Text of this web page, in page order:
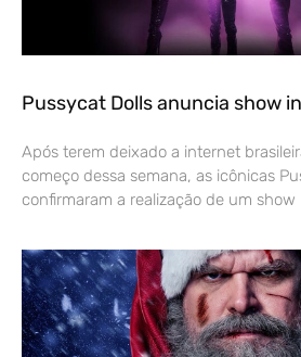
Pussycat Dolls anuncia show
Após terem deixado a internet
começo dessa semana, as icônicas
confirmaram a realização de um show